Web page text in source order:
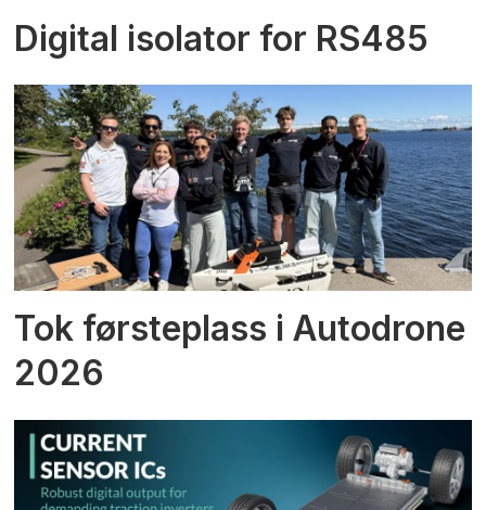
Digital isolator for RS485
Tok førsteplass i Autodrone
2026